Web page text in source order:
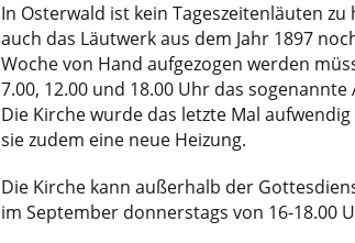
In Osterwald ist kein Tageszeitenläuten
auch das Läutwerk aus dem Jahr 1897
Woche von Hand aufgezogen werden
7.00, 12.00 und 18.00 Uhr das
Die Kirche wurde das letzte Mal
sie zudem eine neue Heizung.
Die Kirche kann außerhalb der
im September donnerstags von 16-18.00